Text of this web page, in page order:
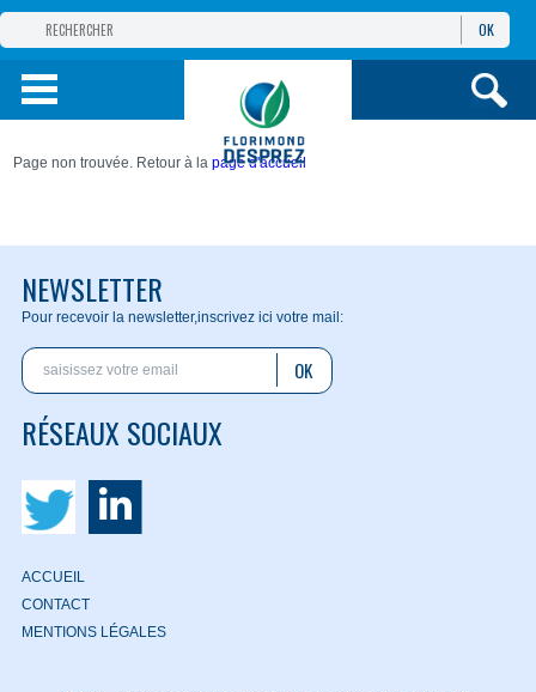
GROUPE
PRODUITS
OK
Page non trouvée. Retour à lapage d'accueil
NEWSLETTER
Pour recevoir la newsletter,inscrivez ici votre mail:
OK
RÉSEAUX SOCIAUX
ACCUEIL
CONTACT
MENTIONS LÉGALES